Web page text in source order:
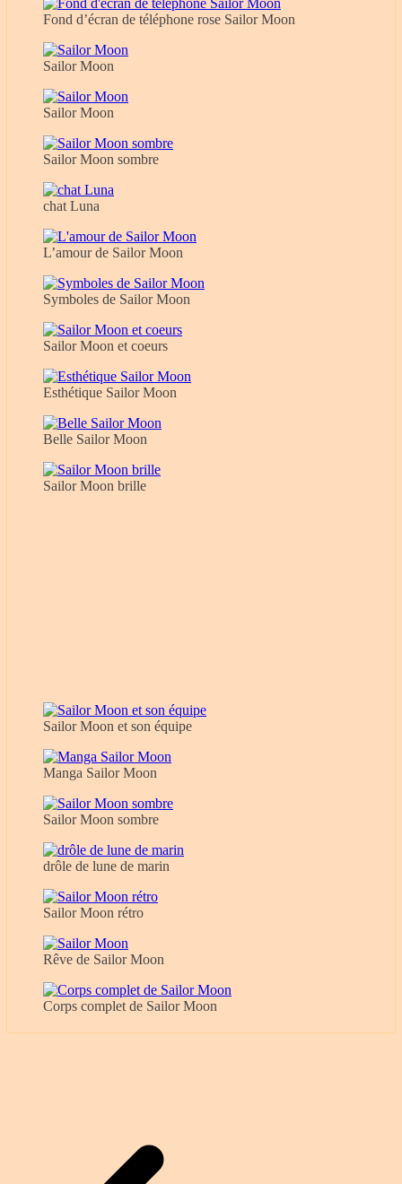
Fond d’écran de téléphone rose Sailor Moon
Sailor Moon
Sailor Moon
Sailor Moon sombre
chat Luna
L’amour de Sailor Moon
Symboles de Sailor Moon
Sailor Moon et coeurs
Esthétique Sailor Moon
Belle Sailor Moon
Sailor Moon brille
Sailor Moon et son équipe
Manga Sailor Moon
Sailor Moon sombre
drôle de lune de marin
Sailor Moon rétro
Rêve de Sailor Moon
Corps complet de Sailor Moon